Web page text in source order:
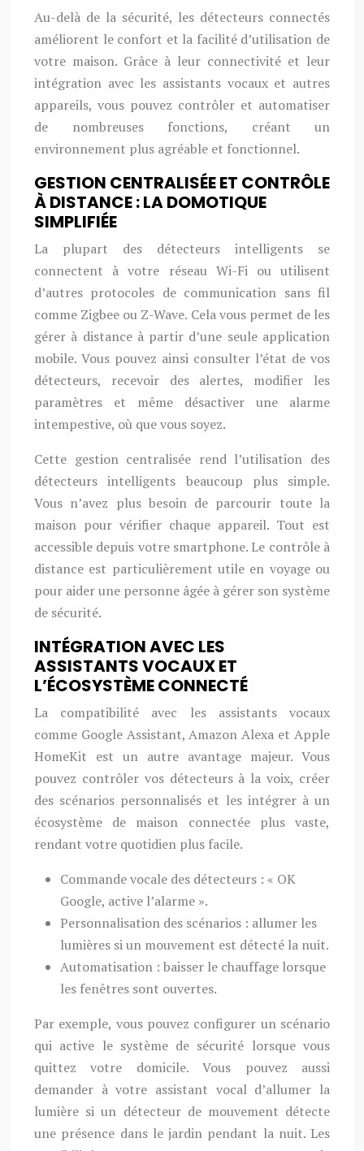
Au-delà de la sécurité, les détecteurs connectés
améliorent le confort et la facilité d’utilisation de
votre maison. Grâce à leur connectivité et leur
intégration avec les assistants vocaux et autres
appareils, vous pouvez contrôler et automatiser
de nombreuses fonctions, créant un
environnement plus agréable et fonctionnel.
GESTION CENTRALISÉE ET CONTRÔLE
À DISTANCE : LA DOMOTIQUE
SIMPLIFIÉE
La plupart des détecteurs intelligents se
connectent à votre réseau Wi-Fi ou utilisent
d’autres protocoles de communication sans fil
comme Zigbee ou Z-Wave. Cela vous permet de les
gérer à distance à partir d’une seule application
mobile. Vous pouvez ainsi consulter l’état de vos
détecteurs, recevoir des alertes, modifier les
paramètres et même désactiver une alarme
intempestive, où que vous soyez.
Cette gestion centralisée rend l’utilisation des
détecteurs intelligents beaucoup plus simple.
Vous n’avez plus besoin de parcourir toute la
maison pour vérifier chaque appareil. Tout est
accessible depuis votre smartphone. Le contrôle à
distance est particulièrement utile en voyage ou
pour aider une personne âgée à gérer son système
de sécurité.
INTÉGRATION AVEC LES
ASSISTANTS VOCAUX ET
L’ÉCOSYSTÈME CONNECTÉ
La compatibilité avec les assistants vocaux
comme Google Assistant, Amazon Alexa et Apple
HomeKit est un autre avantage majeur. Vous
pouvez contrôler vos détecteurs à la voix, créer
des scénarios personnalisés et les intégrer à un
écosystème de maison connectée plus vaste,
rendant votre quotidien plus facile.
Commande vocale des détecteurs : « OK
Google, active l’alarme ».
Personnalisation des scénarios : allumer les
lumières si un mouvement est détecté la nuit.
Automatisation : baisser le chauffage lorsque
les fenêtres sont ouvertes.
Par exemple, vous pouvez configurer un scénario
qui active le système de sécurité lorsque vous
quittez votre domicile. Vous pouvez aussi
demander à votre assistant vocal d’allumer la
lumière si un détecteur de mouvement détecte
une présence dans le jardin pendant la nuit. Les